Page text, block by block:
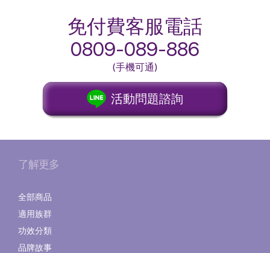
免付費客服電話
0809-089-886
(手機可通)
活動問題諮詢
了解更多
全部商品
適用族群
功效分類
品牌故事